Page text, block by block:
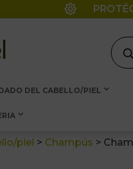

de
DEL CABELLO/PIEL
piel > Champús >